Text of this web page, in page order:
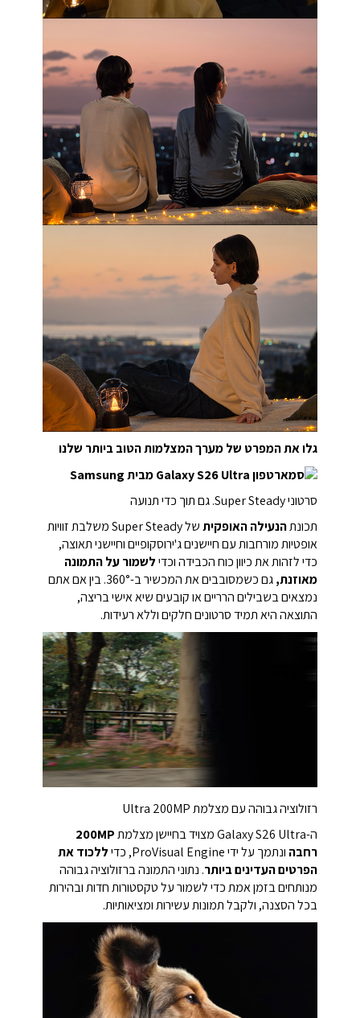
גלו את המפרט של מערך המצלמות הטוב ביותר שלנו
סרטוני Super Steady. גם תוך כדי תנועה
תכונתהנעילה האופקית
של Super Steady משלבת זוויות
אופטיות מורחבות עם חיישנים ג'ירוסקופיים וחיישני תאוצה,
כדי לזהות את כיוון כוח הכבידה וכדי לשמור על התמונה
מאוזנת,
גם כשמסובבים את המכשיר ב-360°. בין אם אתם
נמצאים בשבילים הרריים או קובעים שיא אישי בריצה,
התוצאה היא תמיד סרטונים חלקים וללא רעידות.
רזולוציה גבוהה עם מצלמת Ultra 200MP
ה-Galaxy S26 Ultra מצויד בחיישן מצלמת
200MP
רחבה ונתמך על ידי ProVisual Engine, כדי
ללכוד את
הפרטים העדינים ביותר. נתוני התמונה ברזולוציה גבוהה
מנותחים בזמן אמת כדי לשמור על טקסטורות חדות ובהירות
בכל הסצנה, ולקבל תמונות עשירות ומציאותיות.